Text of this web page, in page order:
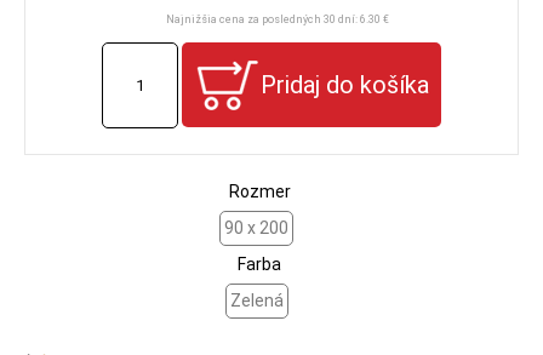
Najnižšia cena za posledných 30 dní: 6.30 €
Rozmer
90 x 200
Farba
Zelená